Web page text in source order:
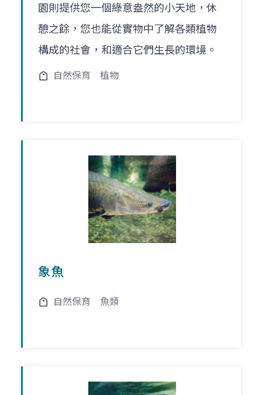
園則提供您一個綠意盎然的小天地，休
憩之餘，您也能從實物中了解各類植物
構成的社會，和適合它們生長的環境。
自然保育 植物
象魚
自然保育 魚類